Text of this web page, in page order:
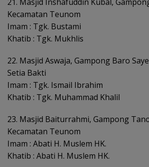
Kecamatan Teunom
Imam : Tgk. Bustami
Khatib : Tgk. Mukhlis
22. Masjid Aswaja, Gampong Baro
Setia Bakti
Imam : Tgk. Ismail Ibrahim
Khatib : Tgk. Muhammad Khalil
23. Masjid Baiturrahmi, Gampong
Kecamatan Teunom
Imam : Abati H. Muslem HK.
Khatib : Abati H. Muslem HK.